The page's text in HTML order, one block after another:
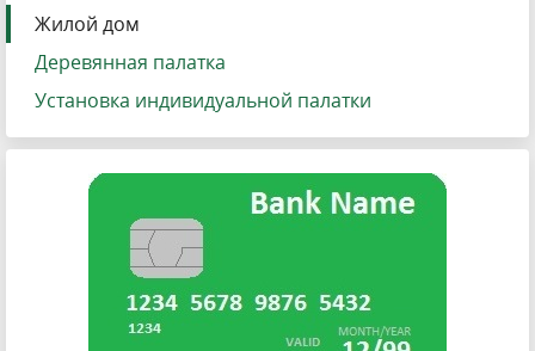
Жилой дом
Деревянная палатка
Установка индивидуальной палатки